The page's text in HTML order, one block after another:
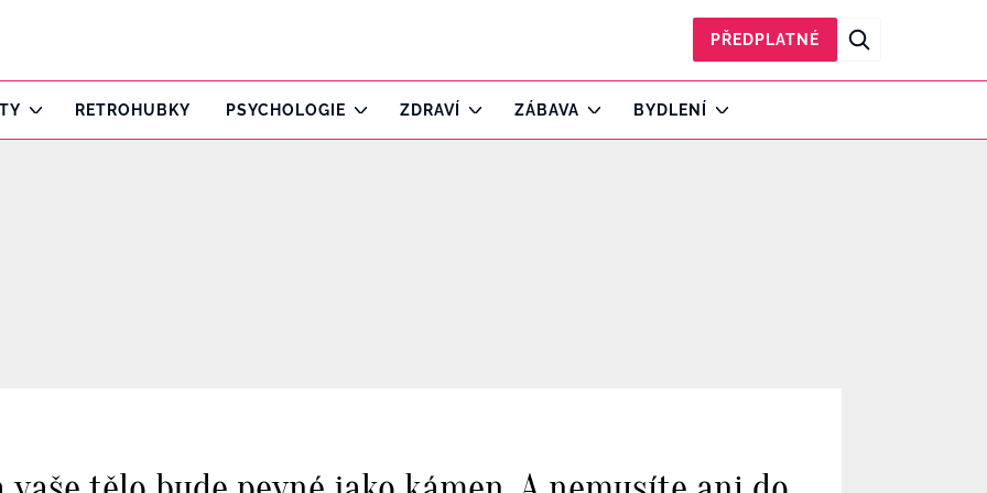
PŘEDPLATNÉ
RETROHUBKY PSYCHOLOGIE ZDRAVÍ ZÁBAVA BYDLENÍ